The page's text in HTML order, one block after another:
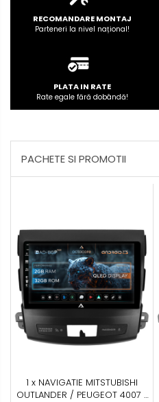
RECOMANDARE MONTAJ
Parteneri la nivel național!
PLATA IN RATE
Rate egale fără dobândă!
PACHETE SI PROMOTII
1 x NAVIGATIE MITSTUBISHI
OUTLANDER / PEUGEOT 4007 /